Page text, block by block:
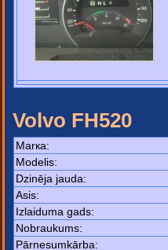
Volvo FH520
Маrка:
Моdelis:
Dzinēja jauda:
Asis:
Izlaiduma gads:
Nobraukums:
Pārnesumkārba: